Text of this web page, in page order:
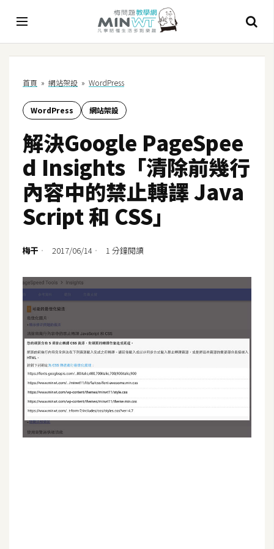
I
A
工
具
C
h
a
t
P
G
e
m
i
n
i
A
I
生
成
首頁 » 網站架設 » WordPress
WordPress 網站架設
解決Google PageSpee
d Insights「清除前幾行
內容中的禁止轉譯 Java
Script 和 CSS」
梅干 2017/06/14 1 分鐘閱讀